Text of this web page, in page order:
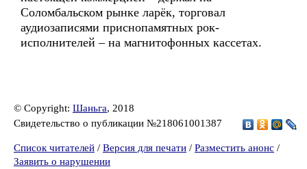
Соломбальском рынке ларёк, торговал
аудиозаписями приснопамятных рок-
исполнителей – на магнитофонных кассетах.
© Copyright: Шаньга, 2018
Свидетельство о публикации №218061001387
Список читателей / Версия для печати / Разместить анонс /
Заявить о нарушении